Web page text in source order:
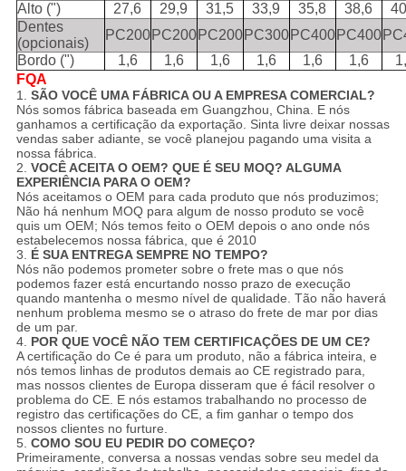
Alto (")
27,6 29,9 31,5 33,9 35,8 38,6
Dentes
(opcionais)
PC200PC200PC200PC300PC400PC400
Bordo (")
1,6 1,6 1,6 1,6 1,6 1,6
FQA
1. SÃO VOCÊ UMA FÁBRICA OU A EMPRESA COMERCIAL?
Nós somos fábrica baseada em Guangzhou, China. E nós
ganhamos a certificação da exportação. Sinta livre deixar nossas
vendas saber adiante, se você planejou pagando uma visita a
nossa fábrica.
2. VOCÊ ACEITA O OEM? QUE É SEU MOQ? ALGUMA
EXPERIÊNCIA PARA O OEM?
Nós aceitamos o OEM para cada produto que nós produzimos;
Não há nenhum MOQ para algum de nosso produto se você
quis um OEM; Nós temos feito o OEM depois o ano onde nós
estabelecemos nossa fábrica, que é 2010
3. É SUA ENTREGA SEMPRE NO TEMPO?
Nós não podemos prometer sobre o frete mas o que nós
podemos fazer está encurtando nosso prazo de execução
quando mantenha o mesmo nível de qualidade. Tão não haverá
nenhum problema mesmo se o atraso do frete de mar por dias
de um par.
4. POR QUE VOCÊ NÃO TEM CERTIFICAÇÕES DE UM CE?
A certificação do Ce é para um produto, não a fábrica inteira, e
nós temos linhas de produtos demais ao CE registrado para,
mas nossos clientes de Europa disseram que é fácil resolver o
problema do CE. E nós estamos trabalhando no processo de
registro das certificações do CE, a fim ganhar o tempo dos
nossos clientes no furture.
5. COMO SOU EU PEDIR DO COMEÇO?
Primeiramente, conversa a nossas vendas sobre seu medel da